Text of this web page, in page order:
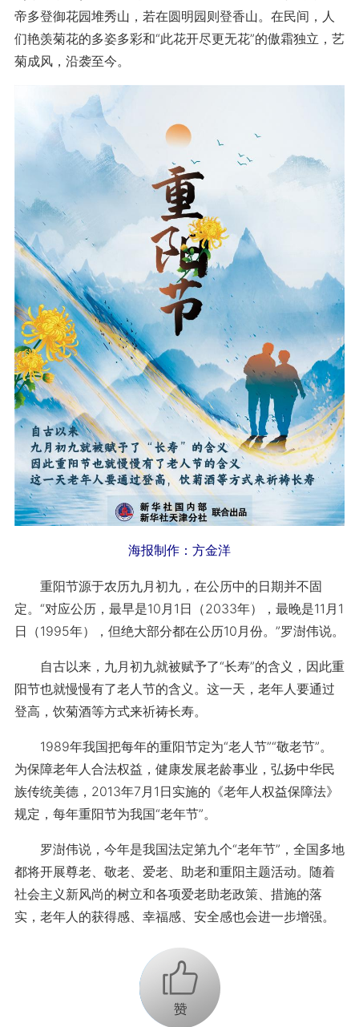
帝多登御花园堆秀山，若在圆明园则登香山。在民间，人
们艳羡菊花的多姿多彩和“此花开尽更无花”的傲霜独立，艺
菊成风，沿袭至今。
海报制作：方金洋
重阳节源于农历九月初九，在公历中的日期并不固
定。“对应公历，最早是10月1日（2033年），最晚是11月1
日（1995年），但绝大部分都在公历10月份。”罗澍伟说。
自古以来，九月初九就被赋予了“长寿”的含义，因此重
阳节也就慢慢有了老人节的含义。这一天，老年人要通过
登高，饮菊酒等方式来祈祷长寿。
1989年我国把每年的重阳节定为“老人节”“敬老节”。
为保障老年人合法权益，健康发展老龄事业，弘扬中华民
族传统美德，2013年7月1日实施的《老年人权益保障法》
规定，每年重阳节为我国“老年节”。
罗澍伟说，今年是我国法定第九个“老年节”，全国多地
都将开展尊老、敬老、爱老、助老和重阳主题活动。随着
社会主义新风尚的树立和各项爱老助老政策、措施的落
实，老年人的获得感、幸福感、安全感也会进一步增强。
+1